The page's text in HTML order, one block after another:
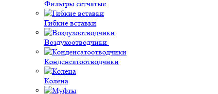
Фильтры сетчатые
Гибкие вставки
Воздухоотводчики
Конденсатоотводчики
Колена